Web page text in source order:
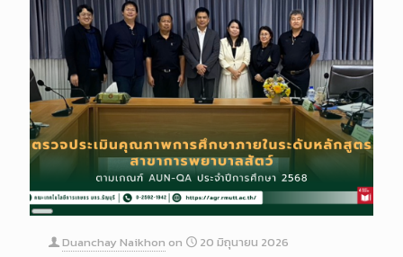
Long
Description
Duanchay Naikhon on
20 มิถุนายน 2026